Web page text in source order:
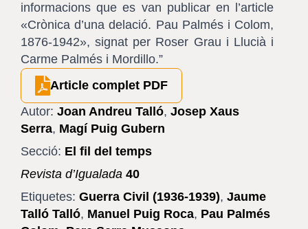
informacions que es van publicar en l’article
«Crònica d’una delació. Pau Palmés i Colom,
1876-1942», signat per Roser Grau i Llucià i
Carme Palmés i Mordillo.”
Article complet PDF
Autor: Joan Andreu Talló, Josep Xaus
Serra, Magí Puig Gubern
Secció: El fil del temps
Revista d’Igualada 40
Etiquetes: Guerra Civil (1936-1939), Jaume
Talló Talló, Manuel Puig Roca, Pau Palmés